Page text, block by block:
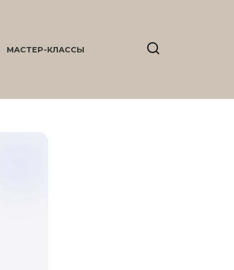
МАСТЕР-КЛАССЫ